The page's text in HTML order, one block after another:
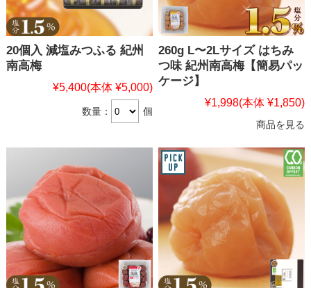
20個入 減塩みつふる 紀州
南高梅
¥5,400(本体 ¥5,000)
数量： 個
260g L〜2Lサイズ はちみ
つ味 紀州南高梅【簡易パッ
ケージ】
¥1,998(本体 ¥1,850)
商品を見る